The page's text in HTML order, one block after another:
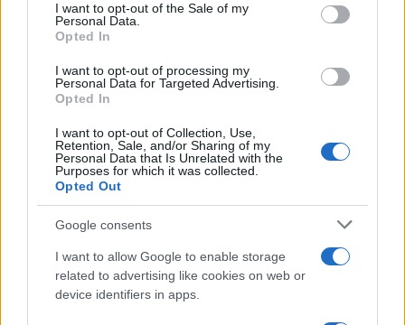
I want to opt-out of the Sale of my
Personal Data.
Opted In
I want to opt-out of processing my
Personal Data for Targeted Advertising.
Opted In
I want to opt-out of Collection, Use,
Retention, Sale, and/or Sharing of my
Personal Data that Is Unrelated with the
Purposes for which it was collected.
Opted Out
Google consents
I want to allow Google to enable storage
related to advertising like cookies on web or
device identifiers in apps.
προτεινόμενα θέματα στη
Πανελλήνιες 2025: Ευκαιρίες
καριέρας πέρα από τα
συνηθισμένα – Όταν η Φυσική
25/02/2025 - 08:20
Πανελλήνιες 2025: Τα
προτεινόμενα θέματα στη